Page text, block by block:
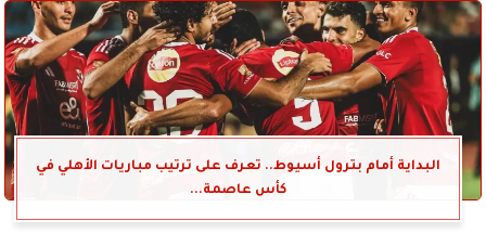
البداية أمام بترول أسيوط.. تعرف على ترتيب مباريات الأهلي في
كأس عاصمة...